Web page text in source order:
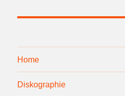
Home
Diskographie